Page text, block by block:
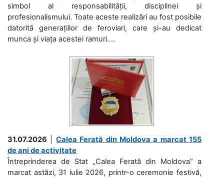
simbol al responsabilității, disciplinei și
profesionalismului. Toate aceste realizări au fost posibile
datorită generațiilor de feroviari, care și-au dedicat
munca și viața acestei ramuri....
31.07.2026
Calea Ferată din Moldova a marcat 155
de ani de activitate
Întreprinderea de Stat „Calea Ferată din Moldova” a
marcat astăzi, 31 iulie 2026, printr-o ceremonie festivă,